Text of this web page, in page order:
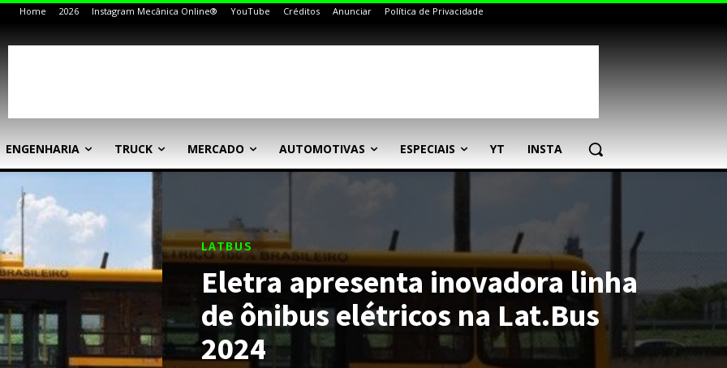
Home 2026 Instagram Mecânica Online® YouTube Créditos Anunciar Política de Privacidade
ENGENHARIA TRUCK MERCADO AUTOMOTIVAS ESPECIAIS YT INSTA
LATBUS
Eletra apresenta inovadora linha
de ônibus elétricos na Lat.Bus
2024